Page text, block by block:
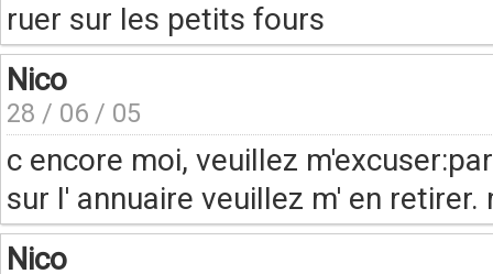
ruer sur les petits fours
Nico
28 / 06 / 05
c encore moi, veuillez
sur l' annuaire veuillez m' en retirer.
Nico